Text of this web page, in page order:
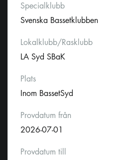
Specialklubb
Svenska Bassetklubben
Lokalklubb/Rasklubb
LA Syd SBaK
Plats
Inom BassetSyd
Provdatum från
2026-07-01
Provdatum till